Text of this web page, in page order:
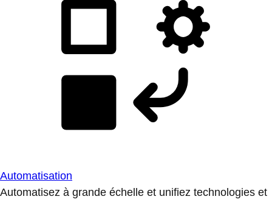
Automatisation
Automatisez à grande échelle et unifiez technologies et